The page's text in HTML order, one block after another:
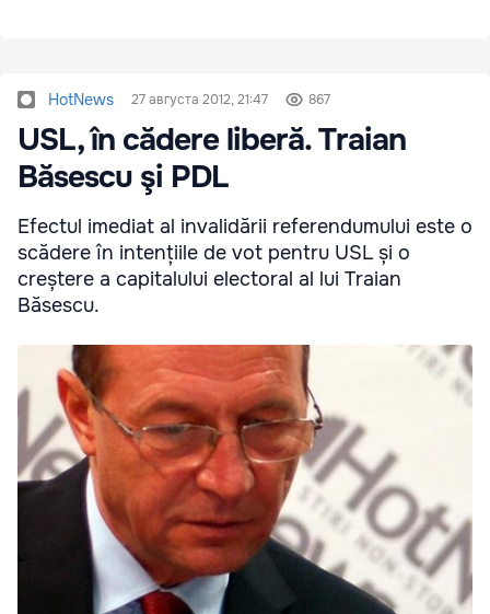
HotNews 27 августа 2012, 21:47 867
USL, în cădere liberă. Traian
Băsescu şi PDL
Efectul imediat al invalidării referendumului este o
scădere în intențiile de vot pentru USL și o
creștere a capitalului electoral al lui Traian
Băsescu.